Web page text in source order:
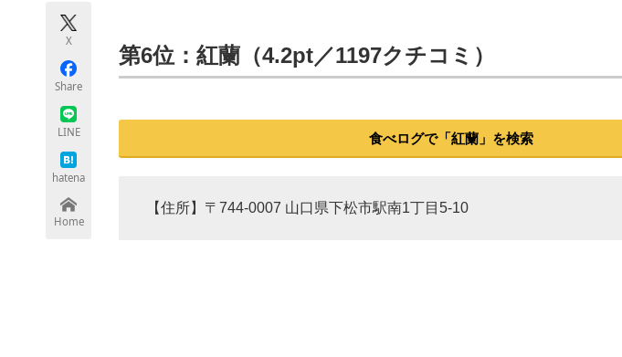
ちょっと気になるネットの話題
X
Share
LINE
hatena
Home
第6位：紅蘭（4.2pt／1197クチコミ）
食べログで「紅蘭」を検索
【住所】〒744-0007 山口県下松市駅南1丁目5-10